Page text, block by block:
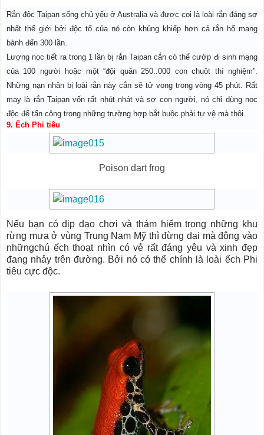
Rắn độc Taipan sống chủ yếu ở Australia và được coi là loài rắn đáng sợ
nhất thế giới bởi độc tố của nó còn khủng khiếp hơn cả rắn hổ mang
bành đến 300 lần.
Lượng nọc tiết ra trong 1 lần bị rắn Taipan cắn có thể cướp đi sinh mạng
của 100 người hoặc một “đội quân 250..000 con chuột thí nghiệm”.
Những nạn nhân bị loài rắn này cắn sẽ tử vong trong vòng 45 phút. Rất
may là rắn Taipan vốn rất nhút nhát và sợ con người, nó chỉ dùng nọc
độc để tấn công trong những trường hợp bắt buộc phải tự vệ mà thôi.
9. Ếch Phi tiêu
Poison dart frog
Nếu bạn có dịp dạo chơi và thám hiểm trong những khu
rừng mưa ở vùng Trung Nam Mỹ thì đừng dại mà động vào
nhữngchú ếch thoạt nhìn có vẻ rất đáng yêu và xinh đẹp
đang nhảy trên đường. Bởi nó có thể chính là loài ếch Phi
tiêu cực độc.